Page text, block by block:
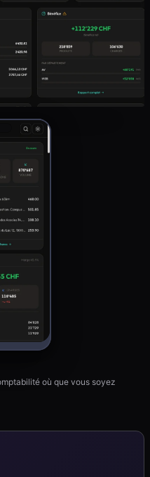
où que vous soyez